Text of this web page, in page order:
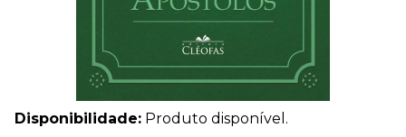
Disponibilidade: Produto disponível.